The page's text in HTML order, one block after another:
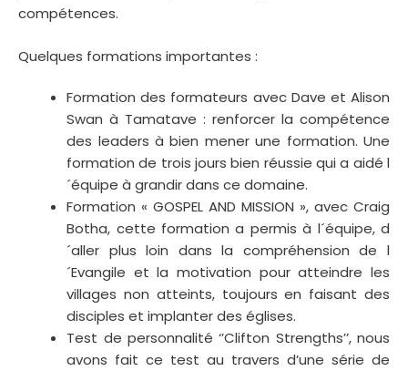
compétences.
Quelques formations importantes :
Formation des formateurs avec Dave et Alison
Swan à Tamatave : renforcer la compétence
des leaders à bien mener une formation. Une
formation de trois jours bien réussie qui a aidé l
´équipe à grandir dans ce domaine.
Formation « GOSPEL AND MISSION », avec Craig
Botha, cette formation a permis à l´équipe, d
´aller plus loin dans la compréhension de l
´Evangile et la motivation pour atteindre les
villages non atteints, toujours en faisant des
disciples et implanter des églises.
Test de personnalité ‘’Clifton Strengths’’, nous
avons fait ce test au travers d’une série de